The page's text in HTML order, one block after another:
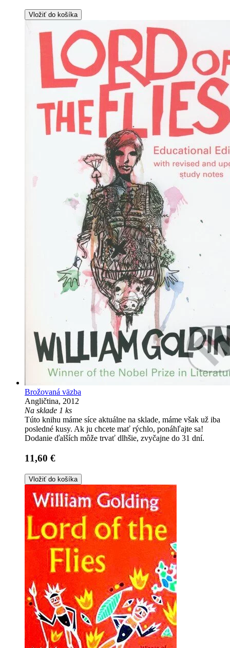
Vložiť do košíka
Brožovaná väzba
Angličtina, 2012
Na sklade 1 ks
Túto knihu máme síce aktuálne na sklade, máme však už iba
posledné kusy. Ak ju chcete mať rýchlo, ponáhľajte sa!
Dodanie ďalších môže trvať dlhšie, zvyčajne do 31 dní.
11,60 €
Vložiť do košíka